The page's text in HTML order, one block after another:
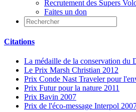
Recrutement des Supers
Faites un don
Citations
La médaille de la conservation du
Le Prix Marsh Christian 2012
Prix Conde Nast Traveler pour
Prix Futur pour la nature 2011
Prix Bavin 2007
Prix de l'éco-message Interpol